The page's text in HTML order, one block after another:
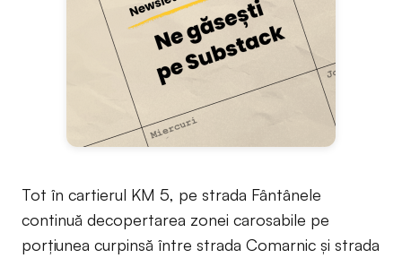
Tot în cartierul KM 5, pe strada Fântânele
continuă decopertarea zonei carosabile pe
porțiunea curpinsă între strada Comarnic și strada